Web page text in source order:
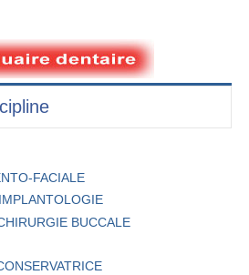
FACIALE
BUCCALE